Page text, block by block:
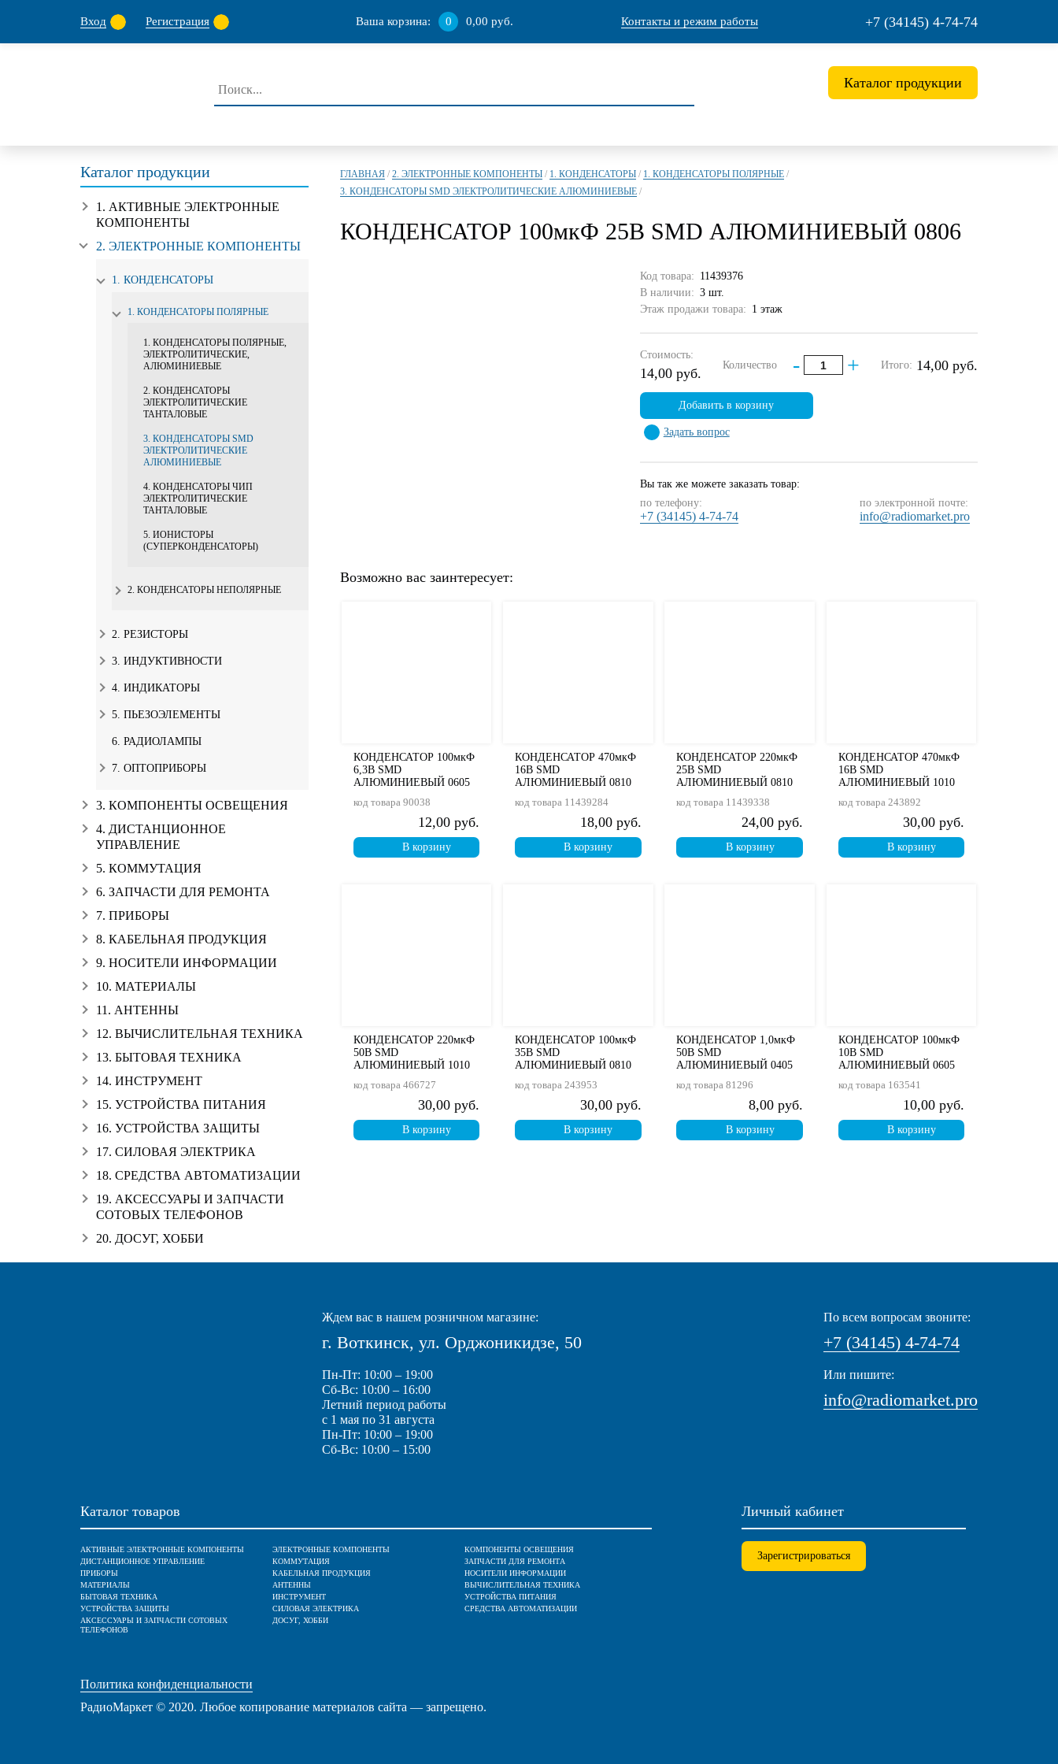
Вход Регистрация Ваша корзина: 0 0,00 руб. Контакты и режим работы +7 (34145) 4-74-74
Каталог продукции
Каталог продукции
1. АКТИВНЫЕ ЭЛЕКТРОННЫЕ
КОМПОНЕНТЫ
2. ЭЛЕКТРОННЫЕ КОМПОНЕНТЫ
1. КОНДЕНСАТОРЫ
1. КОНДЕНСАТОРЫ ПОЛЯРНЫЕ
1. КОНДЕНСАТОРЫ ПОЛЯРНЫЕ,
ЭЛЕКТРОЛИТИЧЕСКИЕ,
АЛЮМИНИЕВЫЕ
2. КОНДЕНСАТОРЫ
ЭЛЕКТРОЛИТИЧЕСКИЕ
ТАНТАЛОВЫЕ
3. КОНДЕНСАТОРЫ SMD
ЭЛЕКТРОЛИТИЧЕСКИЕ
АЛЮМИНИЕВЫЕ
4. КОНДЕНСАТОРЫ ЧИП
ЭЛЕКТРОЛИТИЧЕСКИЕ
ТАНТАЛОВЫЕ
5. ИОНИСТОРЫ
(СУПЕРКОНДЕНСАТОРЫ)
2. КОНДЕНСАТОРЫ НЕПОЛЯРНЫЕ
2. РЕЗИСТОРЫ
3. ИНДУКТИВНОСТИ
4. ИНДИКАТОРЫ
5. ПЬЕЗОЭЛЕМЕНТЫ
6. РАДИОЛАМПЫ
7. ОПТОПРИБОРЫ
3. КОМПОНЕНТЫ ОСВЕЩЕНИЯ
4. ДИСТАНЦИОННОЕ
УПРАВЛЕНИЕ
5. КОММУТАЦИЯ
6. ЗАПЧАСТИ ДЛЯ РЕМОНТА
7. ПРИБОРЫ
8. КАБЕЛЬНАЯ ПРОДУКЦИЯ
9. НОСИТЕЛИ ИНФОРМАЦИИ
10. МАТЕРИАЛЫ
11. АНТЕННЫ
12. ВЫЧИСЛИТЕЛЬНАЯ ТЕХНИКА
13. БЫТОВАЯ ТЕХНИКА
14. ИНСТРУМЕНТ
15. УСТРОЙСТВА ПИТАНИЯ
16. УСТРОЙСТВА ЗАЩИТЫ
17. СИЛОВАЯ ЭЛЕКТРИКА
18. СРЕДСТВА АВТОМАТИЗАЦИИ
19. АКСЕССУАРЫ И ЗАПЧАСТИ
СОТОВЫХ ТЕЛЕФОНОВ
20. ДОСУГ, ХОББИ
ГЛАВНАЯ / 2. ЭЛЕКТРОННЫЕ КОМПОНЕНТЫ / 1. КОНДЕНСАТОРЫ / 1. КОНДЕНСАТОРЫ ПОЛЯРНЫЕ /
3. КОНДЕНСАТОРЫ SMD ЭЛЕКТРОЛИТИЧЕСКИЕ АЛЮМИНИЕВЫЕ /
КОНДЕНСАТОР 100мкФ 25В SMD АЛЮМИНИЕВЫЙ 0806
Код товара: 11439376
В наличии: 3 шт.
Этаж продажи товара: 1 этаж
Стоимость:
14,00 руб.
Количество - + Итого: 14,00 руб.
Добавить в корзину
Задать вопрос
Вы так же можете заказать товар:
по телефону:
+7 (34145) 4-74-74
по электронной почте:
info@radiomarket.pro
Возможно вас заинтересует:
КОНДЕНСАТОР 100мкФ
6,3В SMD
АЛЮМИНИЕВЫЙ 0605
код товара 90038
12,00 руб.
В корзину
КОНДЕНСАТОР 470мкФ
16В SMD
АЛЮМИНИЕВЫЙ 0810
код товара 11439284
18,00 руб.
В корзину
КОНДЕНСАТОР 220мкФ
25В SMD
АЛЮМИНИЕВЫЙ 0810
код товара 11439338
24,00 руб.
В корзину
КОНДЕНСАТОР 470мкФ
16В SMD
АЛЮМИНИЕВЫЙ 1010
код товара243892
30,00 руб.
В корзину
КОНДЕНСАТОР 220мкФ
50В SMD
АЛЮМИНИЕВЫЙ 1010
код товара 466727
30,00 руб.
В корзину
КОНДЕНСАТОР 100мкФ
35В SMD
АЛЮМИНИЕВЫЙ 0810
код товара 243953
30,00 руб.
В корзину
КОНДЕНСАТОР 1,0мкФ
50В SMD
АЛЮМИНИЕВЫЙ 0405
код товара 81296
8,00 руб.
В корзину
КОНДЕНСАТОР 100мкФ
10В SMD
АЛЮМИНИЕВЫЙ 0605
код товара163541
10,00 руб.
В корзину
Ждем вас в нашем розничном магазине:
г. Воткинск, ул. Орджоникидзе, 50
Пн-Пт: 10:00 – 19:00
Сб-Вс: 10:00 – 16:00
Летний период работы
с 1 мая по 31 августа
Пн-Пт: 10:00 – 19:00
Сб-Вс: 10:00 – 15:00
По всем вопросам звоните:
+7 (34145) 4-74-74
Или пишите:
info@radiomarket.pro
Каталог товаров
АКТИВНЫЕ ЭЛЕКТРОННЫЕ КОМПОНЕНТЫ ЭЛЕКТРОННЫЕ КОМПОНЕНТЫ
КОМПОНЕНТЫ ОСВЕЩЕНИЯ
ДИСТАНЦИОННОЕ УПРАВЛЕНИЕ
КОММУТАЦИЯ
ЗАПЧАСТИ ДЛЯ РЕМОНТА
ПРИБОРЫ
КАБЕЛЬНАЯ ПРОДУКЦИЯ
НОСИТЕЛИ ИНФОРМАЦИИ
МАТЕРИАЛЫ
АНТЕННЫ
ВЫЧИСЛИТЕЛЬНАЯ ТЕХНИКА
БЫТОВАЯ ТЕХНИКА
ИНСТРУМЕНТ
УСТРОЙСТВА ПИТАНИЯ
УСТРОЙСТВА ЗАЩИТЫ
СИЛОВАЯ ЭЛЕКТРИКА
СРЕДСТВА АВТОМАТИЗАЦИИ
АКСЕССУАРЫ И ЗАПЧАСТИ СОТОВЫХ
ТЕЛЕФОНОВ
ДОСУГ, ХОББИ
Личный кабинет
Зарегистрироваться
Политика конфиденциальности
РадиоМаркет © 2020. Любое копирование материалов сайта — запрещено.